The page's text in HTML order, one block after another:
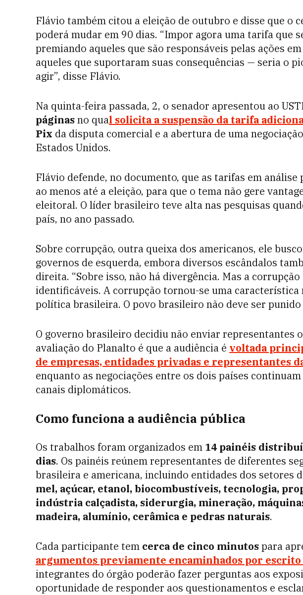
Flávio também citou a eleição de outubro e disse que o
poderá mudar em 90 dias. “Impor agora uma tarifa que
premiando aqueles que são responsáveis pelas ações
aqueles que suportaram suas consequências — seria o
agir”, disse Flávio.
Na quinta-feira passada, 2, o senador apresentou ao
páginasno qual solicita a suspensão da tarifa
Pix da disputa comercial e a abertura de uma
Estados Unidos.
Flávio defende, no documento, que as tarifas em análise
ao menos até a eleição, para que o tema não gere
eleitoral. O líder brasileiro teve alta nas pesquisas
país, no ano passado.
Sobre corrupção, outra queixa dos americanos, ele
governos de esquerda, embora diversos escândalos
direita. “Sobre isso, não há divergência. Mas a
identificáveis. A corrupção tornou-se uma característica
política brasileira. O povo brasileiro não deve ser
O governo brasileiro decidiu não enviar representantes
avaliação do Planalto é que a audiência é voltada
de empresas, entidades privadas e representantes
enquanto as negociações entre os dois países
canais diplomáticos.
Como funciona a audiência pública
Os trabalhos foram organizados em 14 painéis
dias. Os painéis reúnem representantes de diferentes
brasileira e americana, incluindo entidades dos setores
mel, açúcar, etanol, biocombustíveis, tecnologia,
indústria calçadista, siderurgia, mineração,
madeira, alumínio, cerâmica e pedras naturais.
Cada participante tem cerca de cinco minutospara
argumentos previamente encaminhados por escrito
integrantes do órgão poderão fazer perguntas aos
oportunidade de responder aos questionamentos e